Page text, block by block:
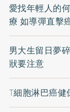
愛找年輕人的
療 如導彈直擊
男大生留日夢
狀要注意
T細胞淋巴癌